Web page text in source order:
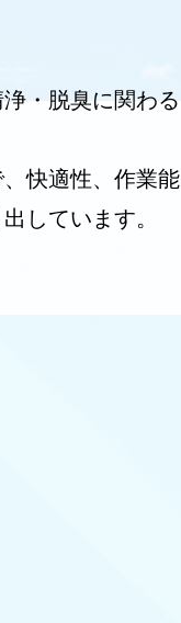
・脱臭に関わる
快適性、作業能
しています。